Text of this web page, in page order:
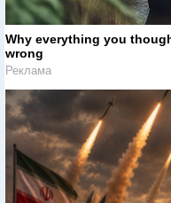
Why everything you
wrong
Реклама